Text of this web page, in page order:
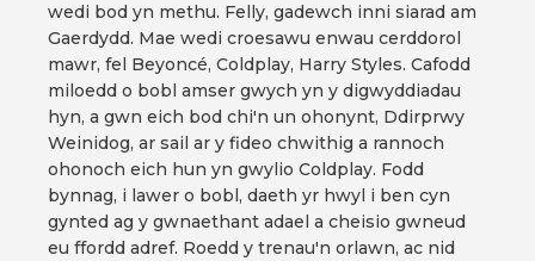
wedi bod yn methu. Felly, gadewch inni siarad am
Gaerdydd. Mae wedi croesawu enwau cerddorol
mawr, fel Beyoncé, Coldplay, Harry Styles. Cafodd
miloedd o bobl amser gwych yn y digwyddiadau
hyn, a gwn eich bod chi'n un ohonynt, Ddirprwy
Weinidog, ar sail ar y fideo chwithig a rannoch
ohonoch eich hun yn gwylio Coldplay. Fodd
bynnag, i lawer o bobl, daeth yr hwyl i ben cyn
gynted ag y gwnaethant adael a cheisio gwneud
eu ffordd adref. Roedd y trenau'n orlawn, ac nid